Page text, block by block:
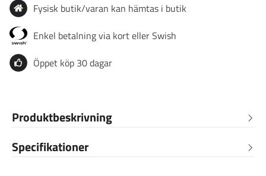
Fysisk butik/varan kan hämtas i butik
Enkel betalning via kort eller Swish
Öppet köp 30 dagar
Produktbeskrivning
Specifikationer